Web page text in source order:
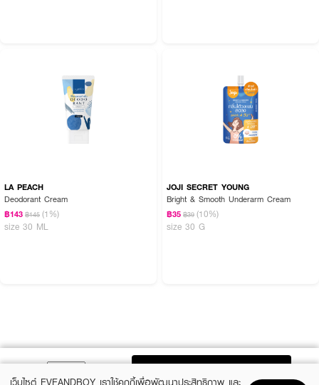
LA PEACH
Deodorant Cream
฿143 ฿145 (1%)
size 30 ML
JOJI SECRET YOUNG
Bright & Smooth Underarm Cream
฿35 ฿39 (10%)
size 30 G
เว็บไซต์ EVEANDBOY เราใช้คุกกี้เพื่อพัฒนาประสิทธิภาพ และ